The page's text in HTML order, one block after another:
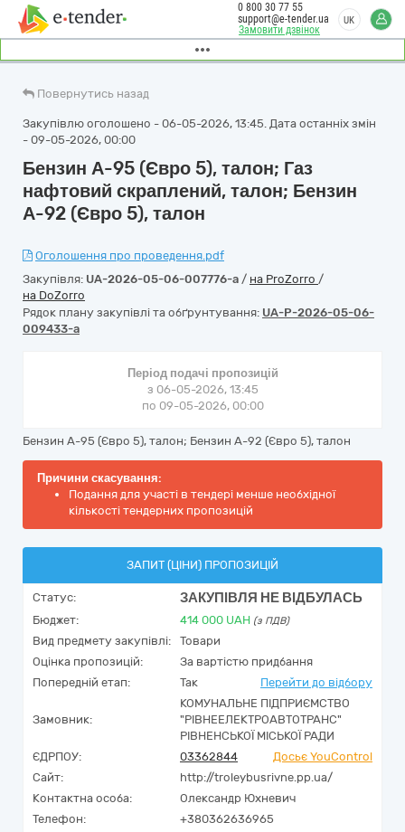
Замовити дзвінок
0 800 30 77 55
support@e-tender.ua
UK
Повернутись назад
Закупівлю оголошено - 06-05-2026, 13:45. Дата останніх змін
- 09-05-2026, 00:00
Бензин А-95 (Євро 5), талон; Газ
нафтовий скраплений, талон; Бензин
А-92 (Євро 5), талон
Оголошення про проведення.pdf
Закупівля: UA-2026-05-06-007776-a / на ProZorro /
на DoZorro
Рядок плану закупівлі та обґрунтування: UA-P-2026-05-06-
009433-a
Період подачі пропозицій
з 06-05-2026, 13:45
по 09-05-2026, 00:00
Бензин А-95 (Євро 5), талон; Бензин А-92 (Євро 5), талон
Причини скасування:
Подання для участі в тендері менше необхідної
кількості тендерних пропозицій
ЗАПИТ (ЦІНИ) ПРОПОЗИЦІЙ
Статус: ЗАКУПІВЛЯ НЕ ВІДБУЛАСЬ
Бюджет: 414 000 UAH (з ПДВ)
Вид предмету закупівлі:
Товари
Оцінка пропозицій:
За вартістю придбання
Попередній етап:
Так Перейти до відбору
Замовник:
КОМУНАЛЬНЕ ПІДПРИЄМСТВО
"РІВНЕЕЛЕКТРОАВТОТРАНС"
РІВНЕНСЬКОЇ МІСЬКОЇ РАДИ
ЄДРПОУ:
03362844
Досьє YouControl
Сайт:
http://troleybusrivne.pp.ua/
Контактна особа:
Олександр Юхневич
Телефон:
+380362636965